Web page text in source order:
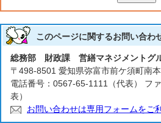
このページに関するお問い合わ
総務部 財政課 営繕マネジメントグ
〒498-8501 愛知県弥富市前ケ須町南
電話番号：0567-65-1111（代表） フ
表）
お問い合わせは専用フォームをご